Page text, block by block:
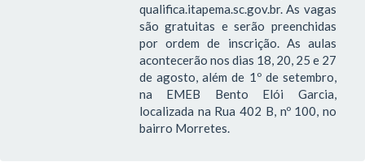
qualifica.itapema.sc.gov.br. As vagas
são gratuitas e serão preenchidas
por ordem de inscrição. As aulas
acontecerão nos dias 18, 20, 25 e 27
de agosto, além de 1º de setembro,
na EMEB Bento Elói Garcia,
localizada na Rua 402 B, nº 100, no
bairro Morretes.